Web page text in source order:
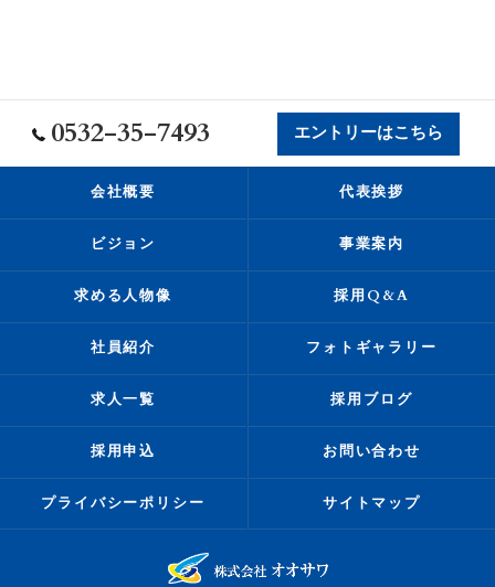
0532-35-7493 エントリーはこちら
会社概要 代表挨拶
ビジョン 事業案内
求める人物像 採用Q&A
社員紹介 フォトギャラリー
求人一覧 採用ブログ
採用申込 お問い合わせ
プライバシーポリシー サイトマップ